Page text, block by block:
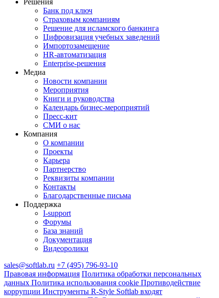
Банк под ключ
Страховым компаниям
Решение для исламского банкинга
Цифровизация учебных заведений
Импортозамещение
HR‑автоматизация
Enterprise-решения
Медиа
Новости компании
Мероприятия
Книги и руководства
Календарь бизнес‑мероприятий
Пресс‑кит
СМИ о нас
Компания
О компании
Проекты
Карьера
Партнерство
Реквизиты компании
Контакты
Благодарственные письма
Поддержка
I‑support
Форумы
База знаний
Документация
Видеоролики
sales@softlab.ru +7 (495) 796-93-10
Правовая информация Политика обработки персональных
данных Политика использования cookie Противодействие
коррупции Инструменты R‑Style Softlab входят